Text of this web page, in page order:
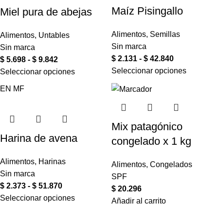
Miel pura de abejas
Alimentos, Untables
Sin marca
$ 5.698 - $ 9.842
Seleccionar opciones
Maíz Pisingallo
Alimentos, Semillas
Sin marca
$ 2.131 - $ 42.840
Seleccionar opciones
EN MF
Harina de avena
Alimentos, Harinas
Sin marca
$ 2.373 - $ 51.870
Seleccionar opciones
Mix patagónico
congelado x 1 kg
Alimentos, Congelados
SPF
$ 20.296
Añadir al carrito